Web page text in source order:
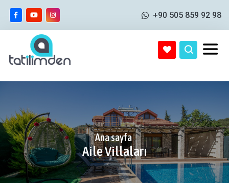
+90 505 859 92 98
Ana sayfa
Aile Villaları